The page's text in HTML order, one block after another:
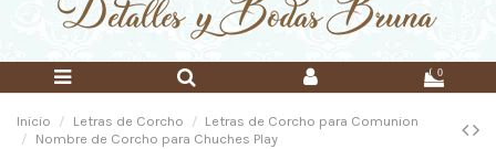
0
Inicio Letras de Corcho
Letras de Corcho para Comunion
Nombre de Corcho para Chuches Play